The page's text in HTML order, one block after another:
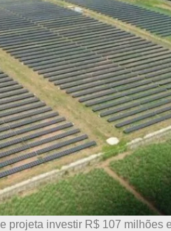
projeta investir R$ 107 milhões